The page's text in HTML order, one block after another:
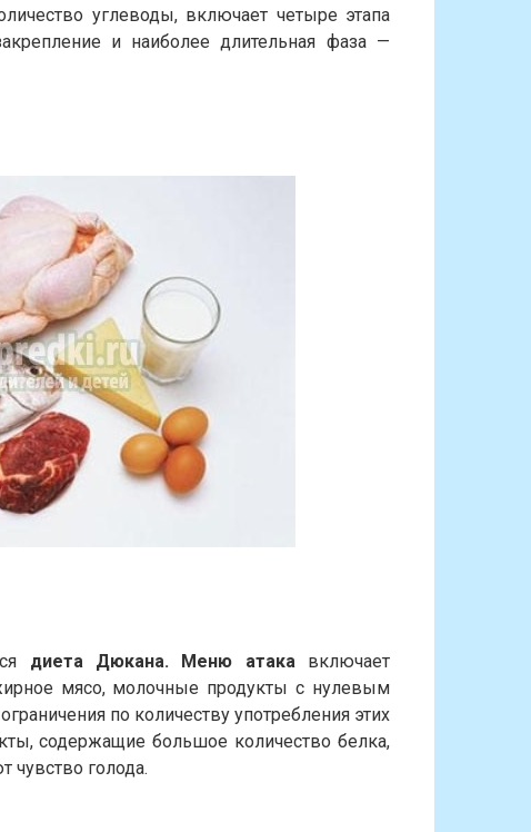
углеводы, включает четыре этапа
и наиболее длительная фаза —
диета Дюкана. Меню атака включает
мясо, молочные продукты с нулевым
по количеству употребления этих
содержащие большое количество белка,
чувство голода.